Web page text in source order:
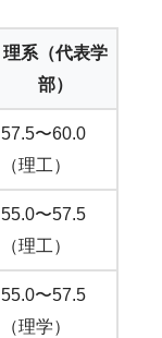
理系（代表学
部）
57.5〜60.0
（理工）
55.0〜57.5
（理工）
55.0〜57.5
（理学）